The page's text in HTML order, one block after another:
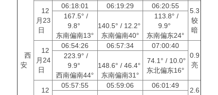
西
安
12
月23
日
06:18:01 06:19:29 06:20:55
5.3
较
暗
167.5° /
9.8°
东南偏南13°
140.5° / 12.2°
东南偏南40°
113.8° /
9.9°
东南偏东24°
12
月24
日
06:54:26 06:57:34
07:00:40
0.9
亮
223.9° /
9.9°
西南偏南44°
148.6° / 46.4°
东南偏南31°
74.1° / 10.0°
东北偏东16°
12
05:57:55 05:59:06 06:01:49
2.6